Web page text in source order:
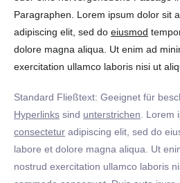
Paragraphen. Lorem ipsum dolor sit
adipiscing elit, sed do eiusmod
dolore magna aliqua. Ut enim ad
exercitation ullamco laboris nisi ut
Standard Fließtext: Geeignet für
Hyperlinks sind unterstrichen . Lorem
consectetur adipiscing elit, sed do
labore et dolore magna aliqua. Ut
nostrud exercitation ullamco laboris